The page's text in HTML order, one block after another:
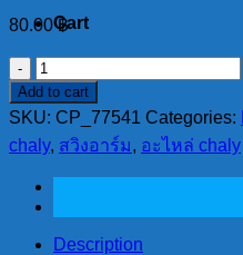
Cart
80.00฿
แกน
สวิง
อาร์ม
chaly
dax
ตัวผู้
ตัว
Add to cart
SKU: CP_77541 Categories:
chaly, สวิงอาร์ม, อะไหล่ chaly
Description